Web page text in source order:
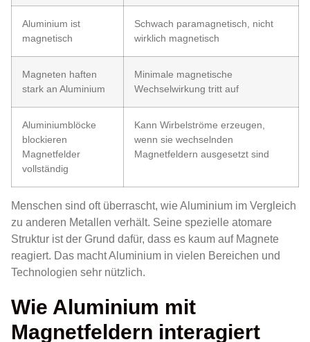
Aluminium ist
magnetisch
Schwach paramagnetisch, nicht
wirklich magnetisch
Magneten haften
stark an Aluminium
Minimale magnetische
Wechselwirkung tritt auf
Aluminiumblöcke
blockieren
Magnetfelder
vollständig
Kann Wirbelströme erzeugen,
wenn sie wechselnden
Magnetfeldern ausgesetzt sind
Menschen sind oft überrascht, wie Aluminium im Vergleich
zu anderen Metallen verhält. Seine spezielle atomare
Struktur ist der Grund dafür, dass es kaum auf Magnete
reagiert. Das macht Aluminium in vielen Bereichen und
Technologien sehr nützlich.
Wie Aluminium mit
Magnetfeldern interagiert